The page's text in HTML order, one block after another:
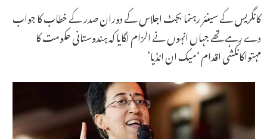
کانگریس کے سینئر رہنما بجٹ اجلاس کے دوران صدر کے خطاب کا جواب
دے رہے تھے جہاں انہوں نے الزام لگایا کہ ہندوستانی حکومت کا
مہتواکانکشی اقدام ‘میک ان انڈیا’